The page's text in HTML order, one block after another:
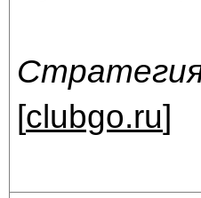
[clubgo.ru]